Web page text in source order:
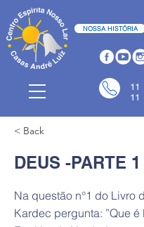
NOSSA HISTÓRIA
11
11
< Back
DEUS -PARTE 1
Na questão n°1 do Livro
Kardec pergunta: ”Que é